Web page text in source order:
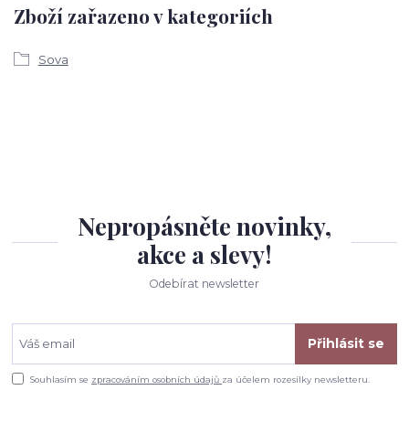
Zboží zařazeno v kategoriích
Sova
Nepropásněte novinky,
akce a slevy!
Odebírat newsletter
Přihlásit se
Souhlasím se zpracováním osobních údajů za účelem rozesílky newsletteru.